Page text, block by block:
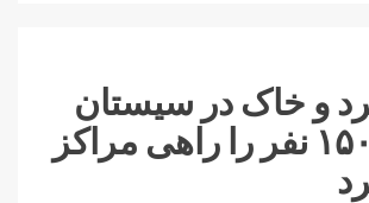
و خاک در سیستان
بیش از ۱۵۰۰ نفر را راهی مراکز